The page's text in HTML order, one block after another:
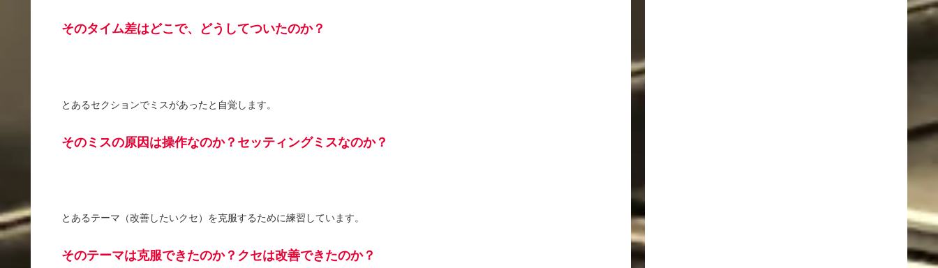
そのタイム差はどこで、どうしてついたのか？
とあるセクションでミスがあったと自覚します。
そのミスの原因は操作なのか？セッティングミスなのか？
とあるテーマ（改善したいクセ）を克服するために練習しています。
そのテーマは克服できたのか？クセは改善できたのか？